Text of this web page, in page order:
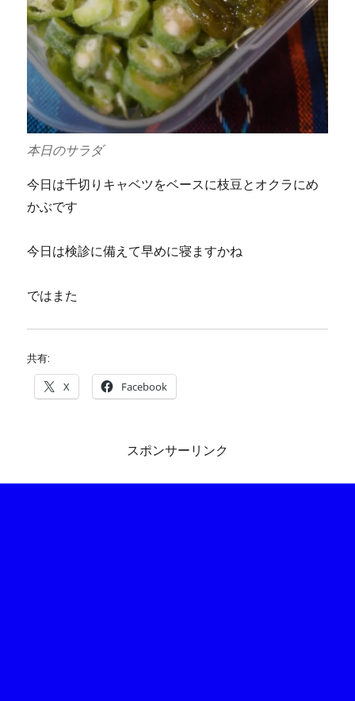
本日のサラダ
今日は千切りキャベツをベースに枝豆とオクラにめ
かぶです
今日は検診に備えて早めに寝ますかね
ではまた
共有:
X Facebook
スポンサーリンク